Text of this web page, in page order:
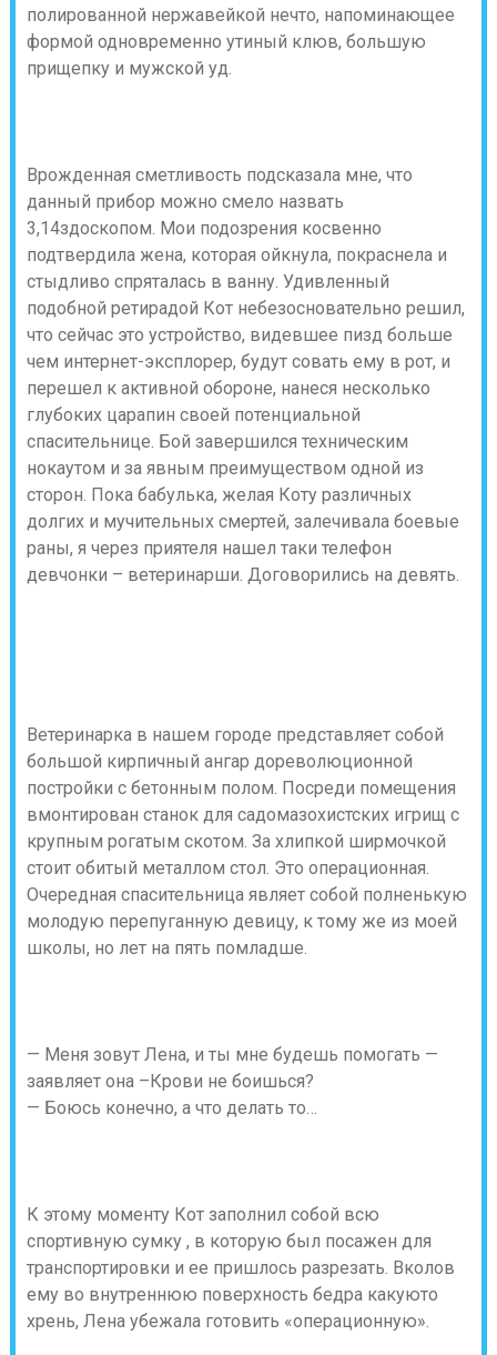
полированной нержавейкой нечто, напоминающее
формой одновременно утиный клюв, большую
прищепку и мужской уд.
Врожденная сметливость подсказала мне, что
данный прибор можно смело назвать
3,14здоскопом. Мои подозрения косвенно
подтвердила жена, которая ойкнула, покраснела и
стыдливо спряталась в ванну. Удивленный
подобной ретирадой Кот небезосновательно решил,
что сейчас это устройство, видевшее пизд больше
чем интернет-эксплорер, будут совать ему в рот, и
перешел к активной обороне, нанеся несколько
глубоких царапин своей потенциальной
спасительнице. Бой завершился техническим
нокаутом и за явным преимуществом одной из
сторон. Пока бабулька, желая Коту различных
долгих и мучительных смертей, залечивала боевые
раны, я через приятеля нашел таки телефон
девчонки – ветеринарши. Договорились на девять.
Ветеринарка в нашем городе представляет собой
большой кирпичный ангар дореволюционной
постройки с бетонным полом. Посреди помещения
вмонтирован станок для садомазохистских игрищ с
крупным рогатым скотом. За хлипкой ширмочкой
стоит обитый металлом стол. Это операционная.
Очередная спасительница являет собой полненькую
молодую перепуганную девицу, к тому же из моей
школы, но лет на пять помладше.
— Меня зовут Лена, и ты мне будешь помогать —
заявляет она –Крови не боишься?
— Боюсь конечно, а что делать то…
К этому моменту Кот заполнил собой всю
спортивную сумку , в которую был посажен для
транспортировки и ее пришлось разрезать. Вколов
ему во внутреннюю поверхность бедра какуюто
хрень, Лена убежала готовить «операционную».